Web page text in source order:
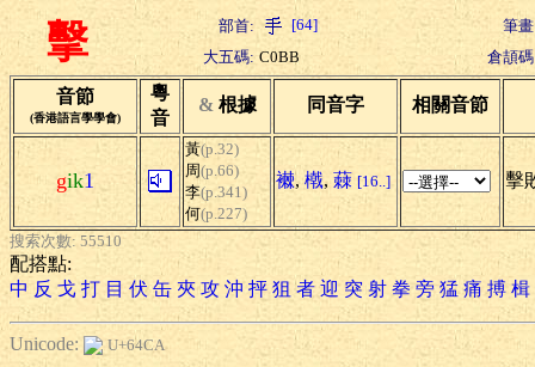
擊 部首: [64]
筆
大五碼: C0BB 倉頡
音節
(香港語言學學會)
粵
音
& 根據 同音字 相關音節
gik1
黃(p.32)
周(p.66)
李(p.341)
何(p.227)
襋, 橶, 蕀 [16..] 擊
搜索次數: 55510
配搭點:
中 反 戈 打 目 伏 缶 夾 攻 沖 抨 狙 者 迎 突 射 拳 旁 猛 痛 搏 楫
Unicode:
U+64CA